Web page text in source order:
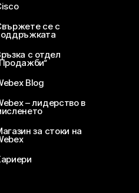
се с
с отдел
Blog
– лидерство в
за стоки на